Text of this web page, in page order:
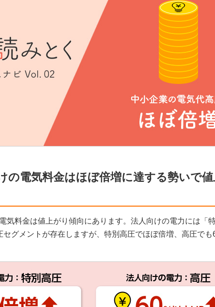
の電気料金はほぼ倍増に達する勢いで値
気料金は値上がり傾向にあります。法人向けの電力には「
セグメントが存在しますが、特別高圧でほぼ倍増、高圧でも